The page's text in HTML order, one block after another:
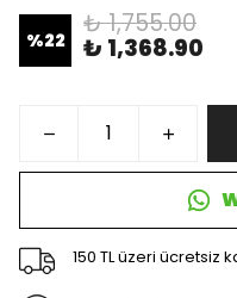
%22
₺ 1,755.00
₺ 1,368.90
150 TL üzeri ücretsiz